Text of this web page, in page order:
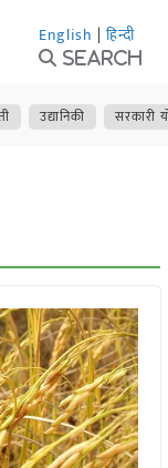
English | हिन्दी
Search
उद्यानिकी सरकारी